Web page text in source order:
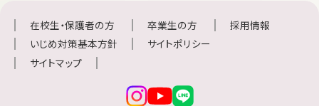
在校生・保護者の方 卒業生の方
採用情報
いじめ対策基本方針
サイトポリシー
サイトマップ